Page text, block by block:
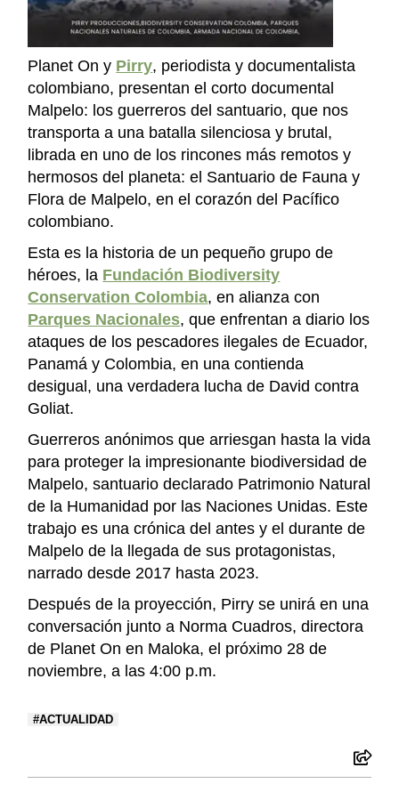
Planet On y Pirry, periodista y documentalista
colombiano, presentan el corto documental
Malpelo: los guerreros del santuario, que nos
transporta a una batalla silenciosa y brutal,
librada en uno de los rincones más remotos y
hermosos del planeta: el Santuario de Fauna y
Flora de Malpelo, en el corazón del Pacífico
colombiano.
Esta es la historia de un pequeño grupo de
héroes, la Fundación Biodiversity
Conservation Colombia, en alianza con
Parques Nacionales, que enfrentan a diario los
ataques de los pescadores ilegales de Ecuador,
Panamá y Colombia, en una contienda
desigual, una verdadera lucha de David contra
Goliat.
Guerreros anónimos que arriesgan hasta la vida
para proteger la impresionante biodiversidad de
Malpelo, santuario declarado Patrimonio Natural
de la Humanidad por las Naciones Unidas. Este
trabajo es una crónica del antes y el durante de
Malpelo de la llegada de sus protagonistas,
narrado desde 2017 hasta 2023.
Después de la proyección, Pirry se unirá en una
conversación junto a Norma Cuadros, directora
de Planet On en Maloka, el próximo 28 de
noviembre, a las 4:00 p.m.
ACTUALIDAD